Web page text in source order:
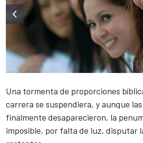
Una tormenta de proporciones
carrera se suspendiera, y aunque
finalmente desaparecieron, la
imposible, por falta de luz, disputar